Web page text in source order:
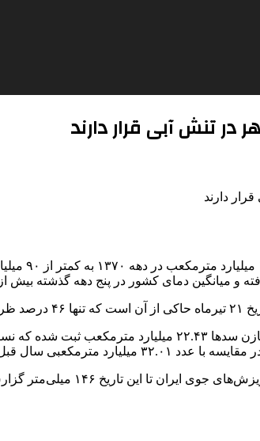
پنج دهه گذشته بیش از ۱.۶ درجه سانتی‌گراد افزایش یافته است.